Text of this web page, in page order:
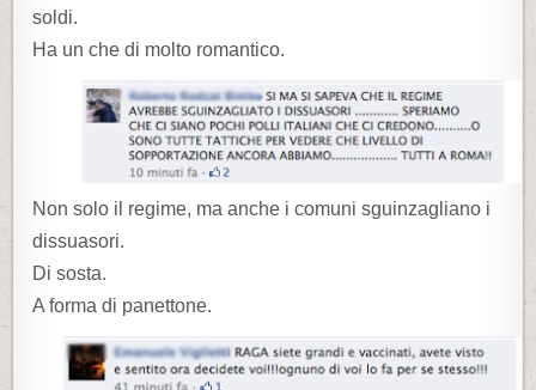
soldi.
Ha un che di molto romantico.
Non solo il regime, ma anche i comuni sguinzagliano i
dissuasori.
Di sosta.
A forma di panettone.